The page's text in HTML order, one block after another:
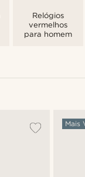
Relógios
vermelhos
para homem
Mais